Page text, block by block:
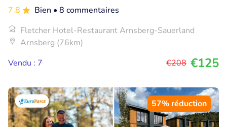
7.8 Bien • 8 commentaires
Fletcher Hotel-Restaurant Arnsberg-Sauerland
Arnsberg (76km)
Vendu : 7
€208 €125
57% réduction